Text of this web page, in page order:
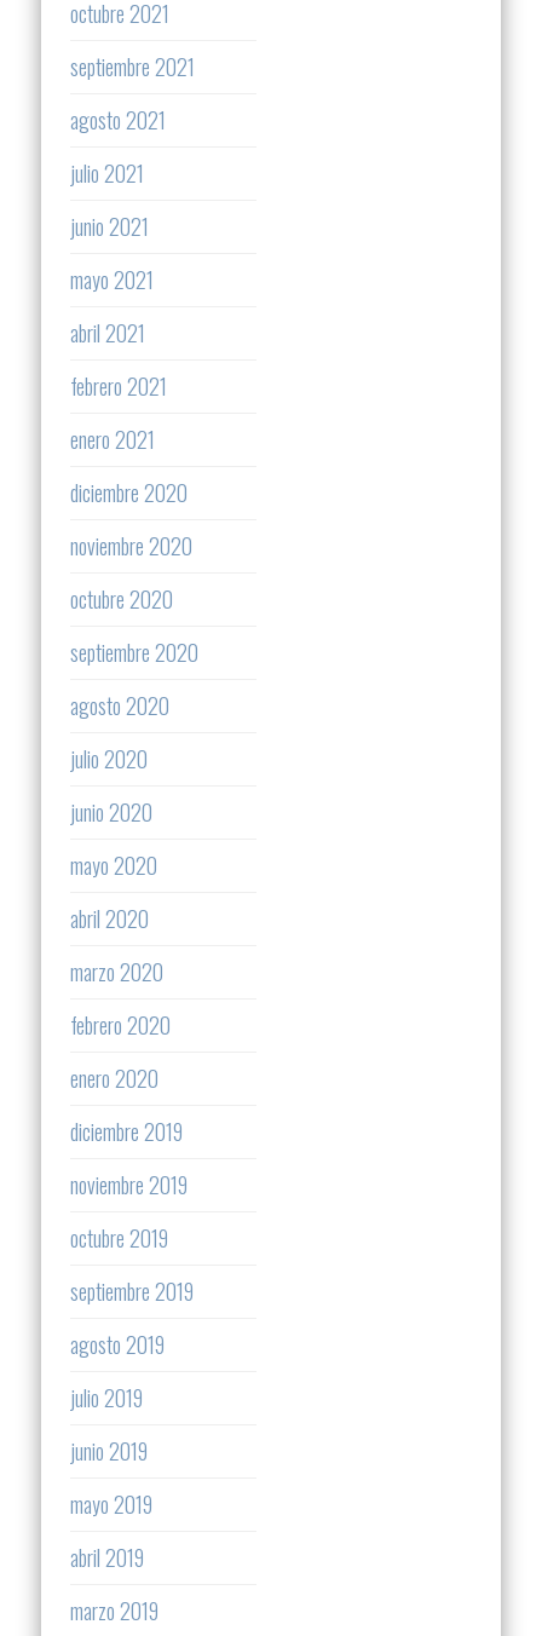
octubre 2021
septiembre 2021
agosto 2021
julio 2021
junio 2021
mayo 2021
abril 2021
febrero 2021
enero 2021
diciembre 2020
noviembre 2020
octubre 2020
septiembre 2020
agosto 2020
julio 2020
junio 2020
mayo 2020
abril 2020
marzo 2020
febrero 2020
enero 2020
diciembre 2019
noviembre 2019
octubre 2019
septiembre 2019
agosto 2019
julio 2019
junio 2019
mayo 2019
abril 2019
marzo 2019